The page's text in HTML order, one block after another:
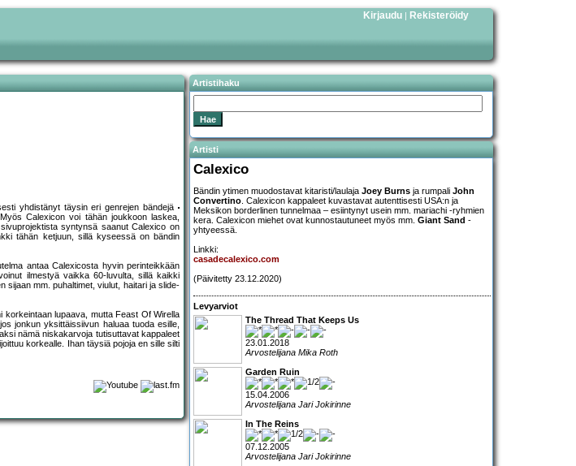
Kirjaudu | Rekisteröidy
yhdistänyt täysin eri genrejen bändejä
Calexicon voi tähän joukkoon laskea,
syntynsä saanut Calexico on
tähän ketjuun, sillä kyseessä on bändin
antaa Calexicosta hyvin perinteikkään
ilmestyä vaikka 60-luvulta, sillä kaikki
sijaan mm. puhaltimet, viulut, haitari ja slide-
korkeintaan lupaava, mutta Feast Of Wirella
jonkun yksittäissiivun haluaa tuoda esille,
nämä niskakarvoja tutisuttavat kappaleet
korkealle. Ihan täysiä pojoja en sille silti
Artistihaku
Artisti
Calexico
Bändin ytimen muodostavat kitaristi/laulaja Joey Burns ja rumpali John
Convertino. Calexicon kappaleet kuvastavat autenttisesti USA:n ja
Meksikon borderlinen tunnelmaa – esiintynyt usein mm. mariachi -ryhmien
kera. Calexicon miehet ovat kunnostautuneet myös mm. Giant Sand -
yhtyeessä.
Linkki:
casadecalexico.com
(Päivitetty 23.12.2020)
Levyarviot
The Thread That Keeps Us
23.01.2018
Arvostelijana Mika Roth
Garden Ruin
15.04.2006
Arvostelijana Jari Jokirinne
In The Reins
07.12.2005
Arvostelijana Jari Jokirinne